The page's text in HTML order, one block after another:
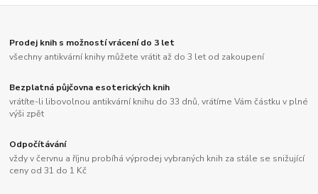
Prodej knih s možností vrácení do 3 let
všechny antikvární knihy můžete vrátit až do 3 let od zakoupení
Bezplatná půjčovna esoterických knih
vrátíte-li libovolnou antikvární knihu do 33 dnů, vrátíme Vám částku v plné
výši zpět
Odpočítávání
vždy v červnu a říjnu probíhá výprodej vybraných knih za stále se snižující
ceny od 31 do 1 Kč